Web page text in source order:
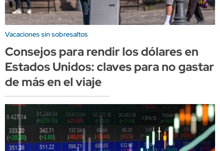
Vacaciones sin sobresaltos
Consejos para rendir los dólares en
Estados Unidos: claves para no gastar
de más en el viaje